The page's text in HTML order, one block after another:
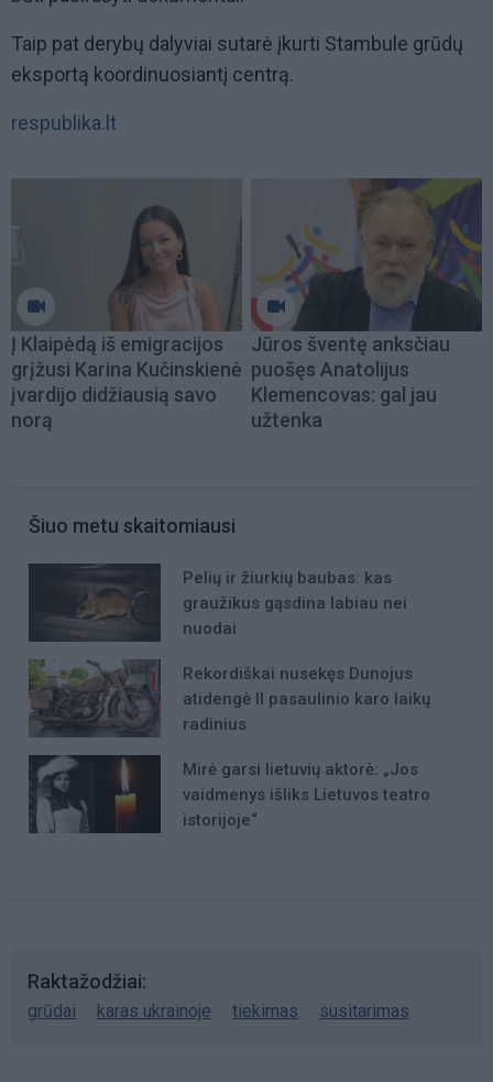
Taip pat derybų dalyviai sutarė įkurti Stambule grūdų
eksportą koordinuosiantį centrą.
respublika.lt
Į Klaipėdą iš emigracijos
grįžusi Karina Kučinskienė
įvardijo didžiausią savo
norą
Jūros šventę anksčiau
puošęs Anatolijus
Klemencovas: gal jau
užtenka
Šiuo metu skaitomiausi
Pelių ir žiurkių baubas: kas
graužikus gąsdina labiau nei
nuodai
Rekordiškai nusekęs Dunojus
atidengė II pasaulinio karo laikų
radinius
Mirė garsi lietuvių aktorė: „Jos
vaidmenys išliks Lietuvos teatro
istorijoje“
Raktažodžiai
grūdai karas ukrainoje tiekimas susitarimas